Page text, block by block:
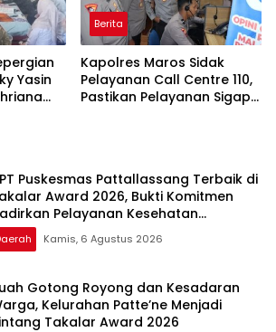
Yasin
Berita
Kapolres Maros Sidak
Pelayanan Call Centre 110,
Pastikan Pelayanan Sigap
Puskesmas Pattallassang Terbaik di
Award 2026, Bukti Komitmen
Pelayanan Kesehatan
Kamis, 6 Agustus 2026
Gotong Royong dan Kesadaran
Kelurahan Patte’ne Menjadi
Takalar Award 2026